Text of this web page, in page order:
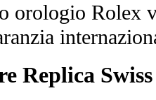
orologio Rolex
Replica